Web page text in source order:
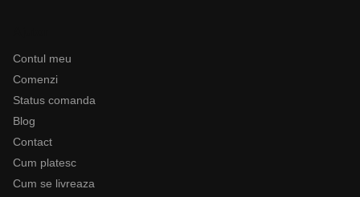
Contul meu
Comenzi
Status comanda
Blog
Contact
Cum platesc
Cum se livreaza